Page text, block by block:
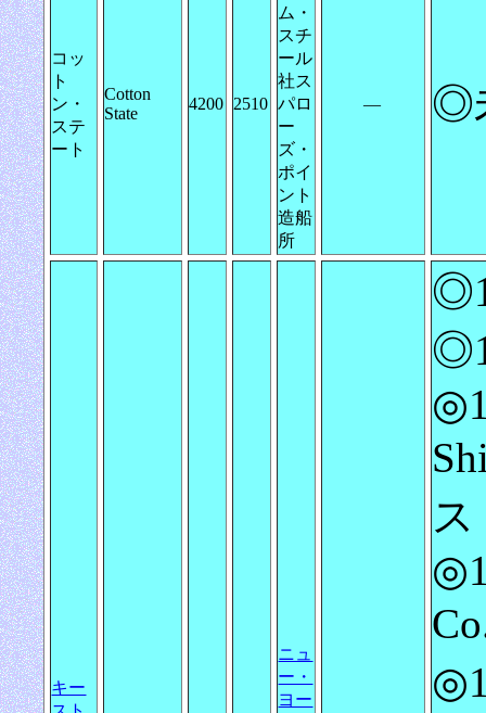
コッ
ト
ン・
ステ
ート
Cotton
State
4200 2510
ム・
スチ
ール
社ス
パロ
ー
ズ・
ポイ
ント
造船
所
― ◎
キー
ニュ
ー・
ヨー